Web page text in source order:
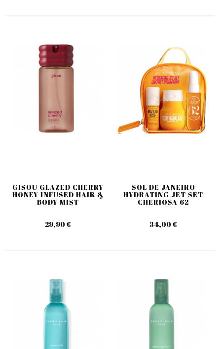
GISOU GLAZED CHERRY
HONEY INFUSED HAIR &
BODY MIST
29,90 €
SOL DE JANEIRO
HYDRATING JET SET
CHERIOSA 62
34,00 €